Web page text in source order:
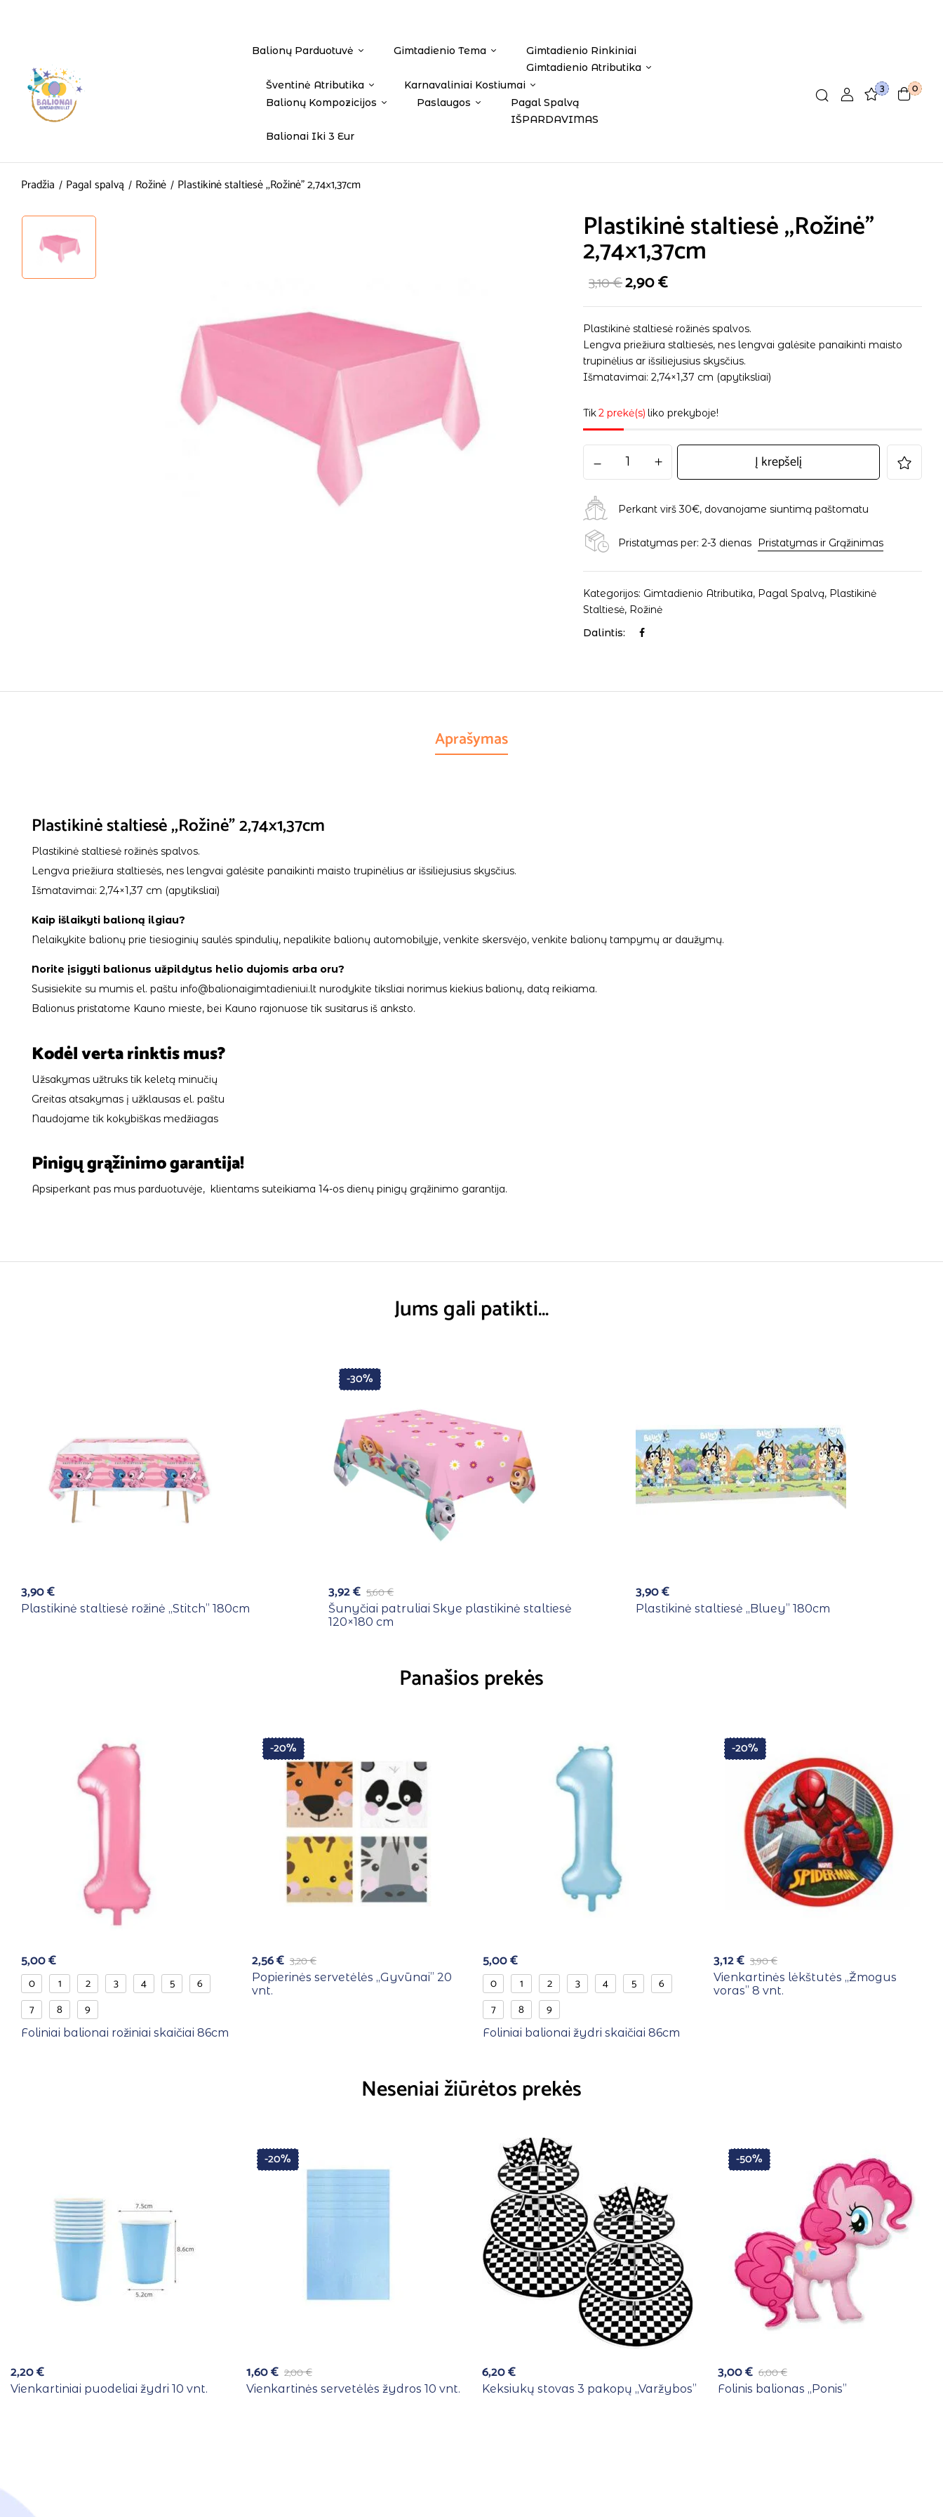
Balionų Parduotuvė Gimtadienio Tema
Gimtadienio Rinkiniai
Gimtadienio Atributika
Šventinė Atributika
Karnavaliniai Kostiumai
Balionų Kompozicijos
Paslaugos
Pagal Spalvą
IŠPARDAVIMAS
Balionai Iki 3 Eur
3 0
Pradžia Pagal spalvą Rožinė Plastikinė staltiesė ,,Rožinė” 2,74×1,37cm
Plastikinė staltiesė ,,Rožinė”
2,74×1,37cm
3,10€2,90€
Plastikinė staltiesė rožinės spalvos.
Lengva priežiura staltiesės, nes lengvai galėsite panaikinti maisto
trupinėlius ar išsiliejusius skysčius.
Išmatavimai: 2,74×1,37 cm (apytiksliai)
Tik2 prekė(s) liko prekyboje!
Į krepšelį
Perkant virš 30€, dovanojame siuntimą paštomatu
Pristatymas per: 2-3 dienas Pristatymas ir Grąžinimas
Kategorijos: Gimtadienio Atributika, Pagal Spalvą, Plastikinė
Staltiesė, Rožinė
Dalintis:
Aprašymas
Plastikinė staltiesė ,,Rožinė” 2,74×1,37cm
Plastikinė staltiesė rožinės spalvos.
Lengva priežiura staltiesės, nes lengvai galėsite panaikinti maisto trupinėlius ar išsiliejusius skysčius.
Išmatavimai: 2,74×1,37 cm (apytiksliai)
Kaip išlaikyti balioną ilgiau?
Nelaikykite balionų prie tiesioginių saulės spindulių, nepalikite balionų automobilyje, venkite skersvėjo, venkite balionų tampymų ar daužymų.
Norite įsigyti balionus užpildytus helio dujomis arba oru?
Susisiekite su mumis el. paštu info@balionaigimtadieniui.lt nurodykite tiksliai norimus kiekius balionų, datą reikiama.
Balionus pristatome Kauno mieste, bei Kauno rajonuose tik susitarus iš anksto.
Kodėl verta rinktis mus?
Užsakymas užtruks tik keletą minučių
Greitas atsakymas į užklausas el. paštu
Naudojame tik kokybiškas medžiagas
Pinigų grąžinimo garantija!
Apsiperkant pas mus parduotuvėje, klientams suteikiama 14-os dienų pinigų grąžinimo garantija.
Jums gali patikti…
3,90€
Plastikinė staltiesė rožinė ,,Stitch” 180cm
-30%
5,60€
3,92€
Šunyčiai patruliai Skye plastikinė staltiesė
120×180 cm
3,90€
Plastikinė staltiesė ,,Bluey” 180cm
Panašios prekės
5,00€
0 1 2 3 4 5
6
7
8 9
Foliniai balionai rožiniai skaičiai 86cm
-20%
3,20€
2,56€
Popierinės servetėlės ,,Gyvūnai” 20
vnt.
5,00€
0 1 2 3 4 5
6
7
8 9
Foliniai balionai žydri skaičiai 86cm
-20%
3,90€
3,12€
Vienkartinės lėkštutės ,,Žmogus
voras” 8 vnt.
Neseniai žiūrėtos prekės
2,20€
Vienkartiniai puodeliai žydri 10 vnt.
-20%
2,00€
1,60€
Vienkartinės servetėlės žydros 10 vnt.
6,20€
Keksiukų stovas 3 pakopų ,,Varžybos”
-50%
6,00€
3,00€
Folinis balionas ,,Ponis”